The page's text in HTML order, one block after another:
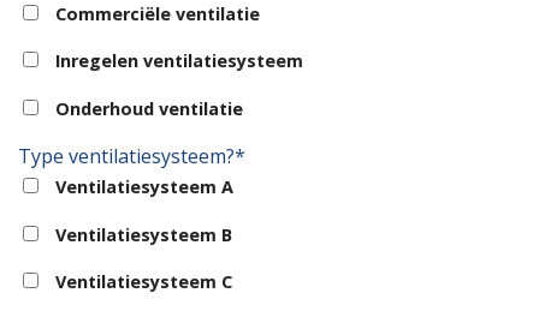
Commerciële ventilatie
Inregelen ventilatiesysteem
Onderhoud ventilatie
Type ventilatiesysteem?*
Ventilatiesysteem A
Ventilatiesysteem B
Ventilatiesysteem C